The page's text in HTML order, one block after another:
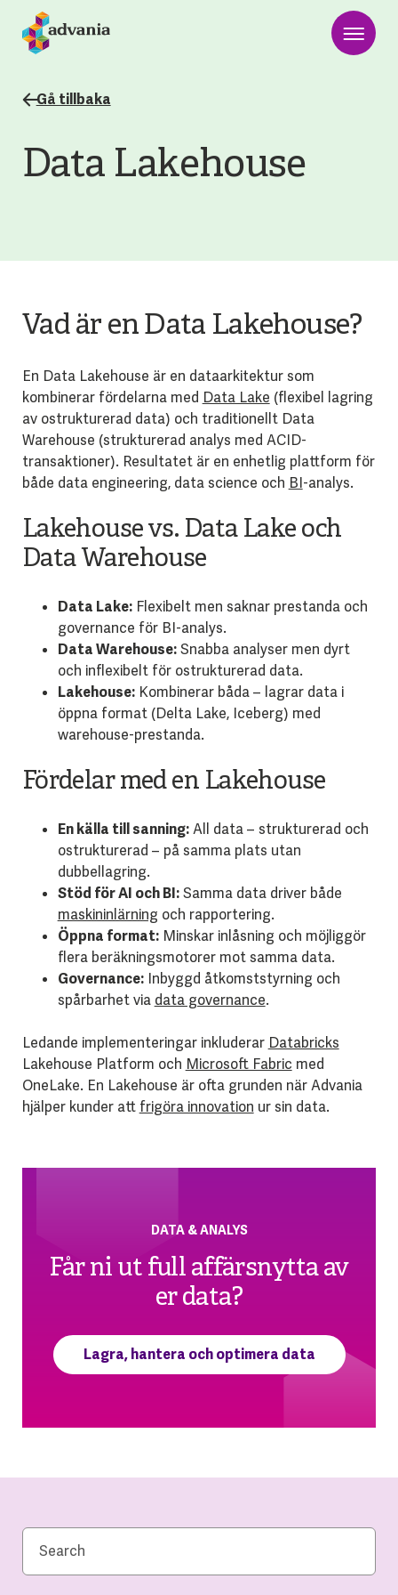
Gå tillbaka
Data Lakehouse
Vad är en Data Lakehouse?
En Data Lakehouse är en dataarkitektur som
kombinerar fördelarna med Data Lake (flexibel lagring
av ostrukturerad data) och traditionellt Data
Warehouse (strukturerad analys med ACID-
transaktioner). Resultatet är en enhetlig plattform för
både data engineering, data science och BI-analys.
Lakehouse vs. Data Lake och
Data Warehouse
Data Lake:Flexibelt men saknar prestanda och
governance för BI-analys.
Data Warehouse:Snabba analyser men dyrt
och inflexibelt för ostrukturerad data.
Lakehouse:Kombinerar båda – lagrar data i
öppna format (Delta Lake, Iceberg) med
warehouse-prestanda.
Fördelar med en Lakehouse
En källa till sanning:All data – strukturerad och
ostrukturerad – på samma plats utan
dubbellagring.
Stöd för AI och BI:Samma data driver både
maskininlärning och rapportering.
Öppna format:Minskar inlåsning och möjliggör
flera beräkningsmotorer mot samma data.
Governance:Inbyggd åtkomststyrning och
spårbarhet via data governance.
Ledande implementeringar inkluderar Databricks
Lakehouse Platform och Microsoft Fabric med
OneLake. En Lakehouse är ofta grunden när Advania
hjälper kunder att frigöra innovation ur sin data.
DATA & ANALYS
Får ni ut full affärsnytta av
er data?
Lagra, hantera och optimera data